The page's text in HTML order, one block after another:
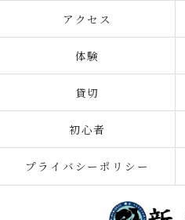
アクセス
体験
貸切
初心者
プライバシーポリシー